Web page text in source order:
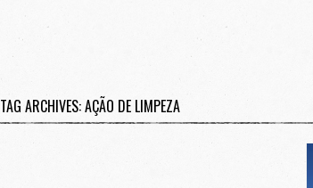
TAG ARCHIVES: AÇÃO DE LIMPEZA